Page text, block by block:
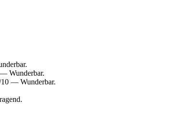
Wunderbar.
— Wunderbar.